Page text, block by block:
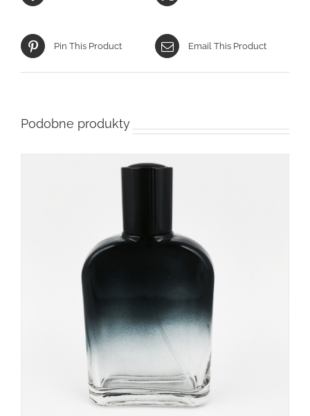
Pin This Product Email This Product
Podobne produkty